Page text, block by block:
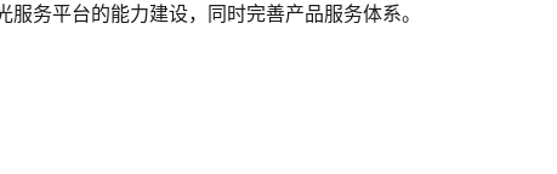
务平台的能力建设，同时完善产品服务体系。